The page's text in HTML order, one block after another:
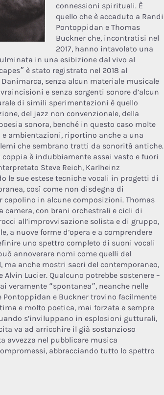
connessioni spirituali. È
quello che è accaduto a Randi
Pontoppidan e Thomas
Buckner che, incontratisi nel
2017, hanno intavolato una
in una esibizione dal vivo al
è stato registrato nel 2018 al
senza alcun materiale musicale
e senza sorgenti sonore d’alcun
di simili sperimentazioni è quello
del jazz non convenzionale, della
sonora, benché in questo caso molte
e ambientazioni, riportino anche a una
che sembrano tratti da sonorità antiche.
coppia è indubbiamente assai vasto e fuori
Steve Reich, Karlheinz
le sue estese tecniche vocali in progetti di
così come non disdegna di
capolino in alcune composizioni. Thomas
camera, con brani orchestrali e cicli di
all’improvvisazione solista e di gruppo,
a nuove forme d’opera e a comprendere
uno spettro completo di suoni vocali
annoverare nomi come quelli del
anche mostri sacri del contemporaneo,
Alvin Lucier. Qualcuno potrebbe sostenere –
veramente “spontanea”, neanche nelle
e Buckner trovino facilmente
e molto poetica, mai forzata e sempre
s’inviluppano in esplosioni gutturali,
va ad arricchire il già sostanzioso
avvezza nel pubblicare musica
abbracciando tutto lo spettro